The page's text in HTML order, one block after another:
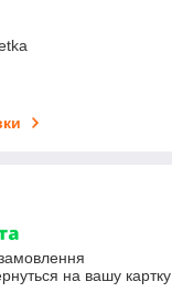
на вашу картку